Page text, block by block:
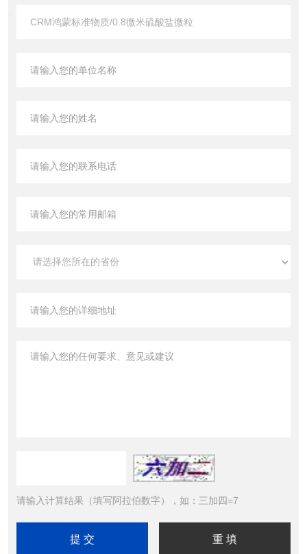
请输入计算结果（填写阿拉伯数字），如：三加四=7